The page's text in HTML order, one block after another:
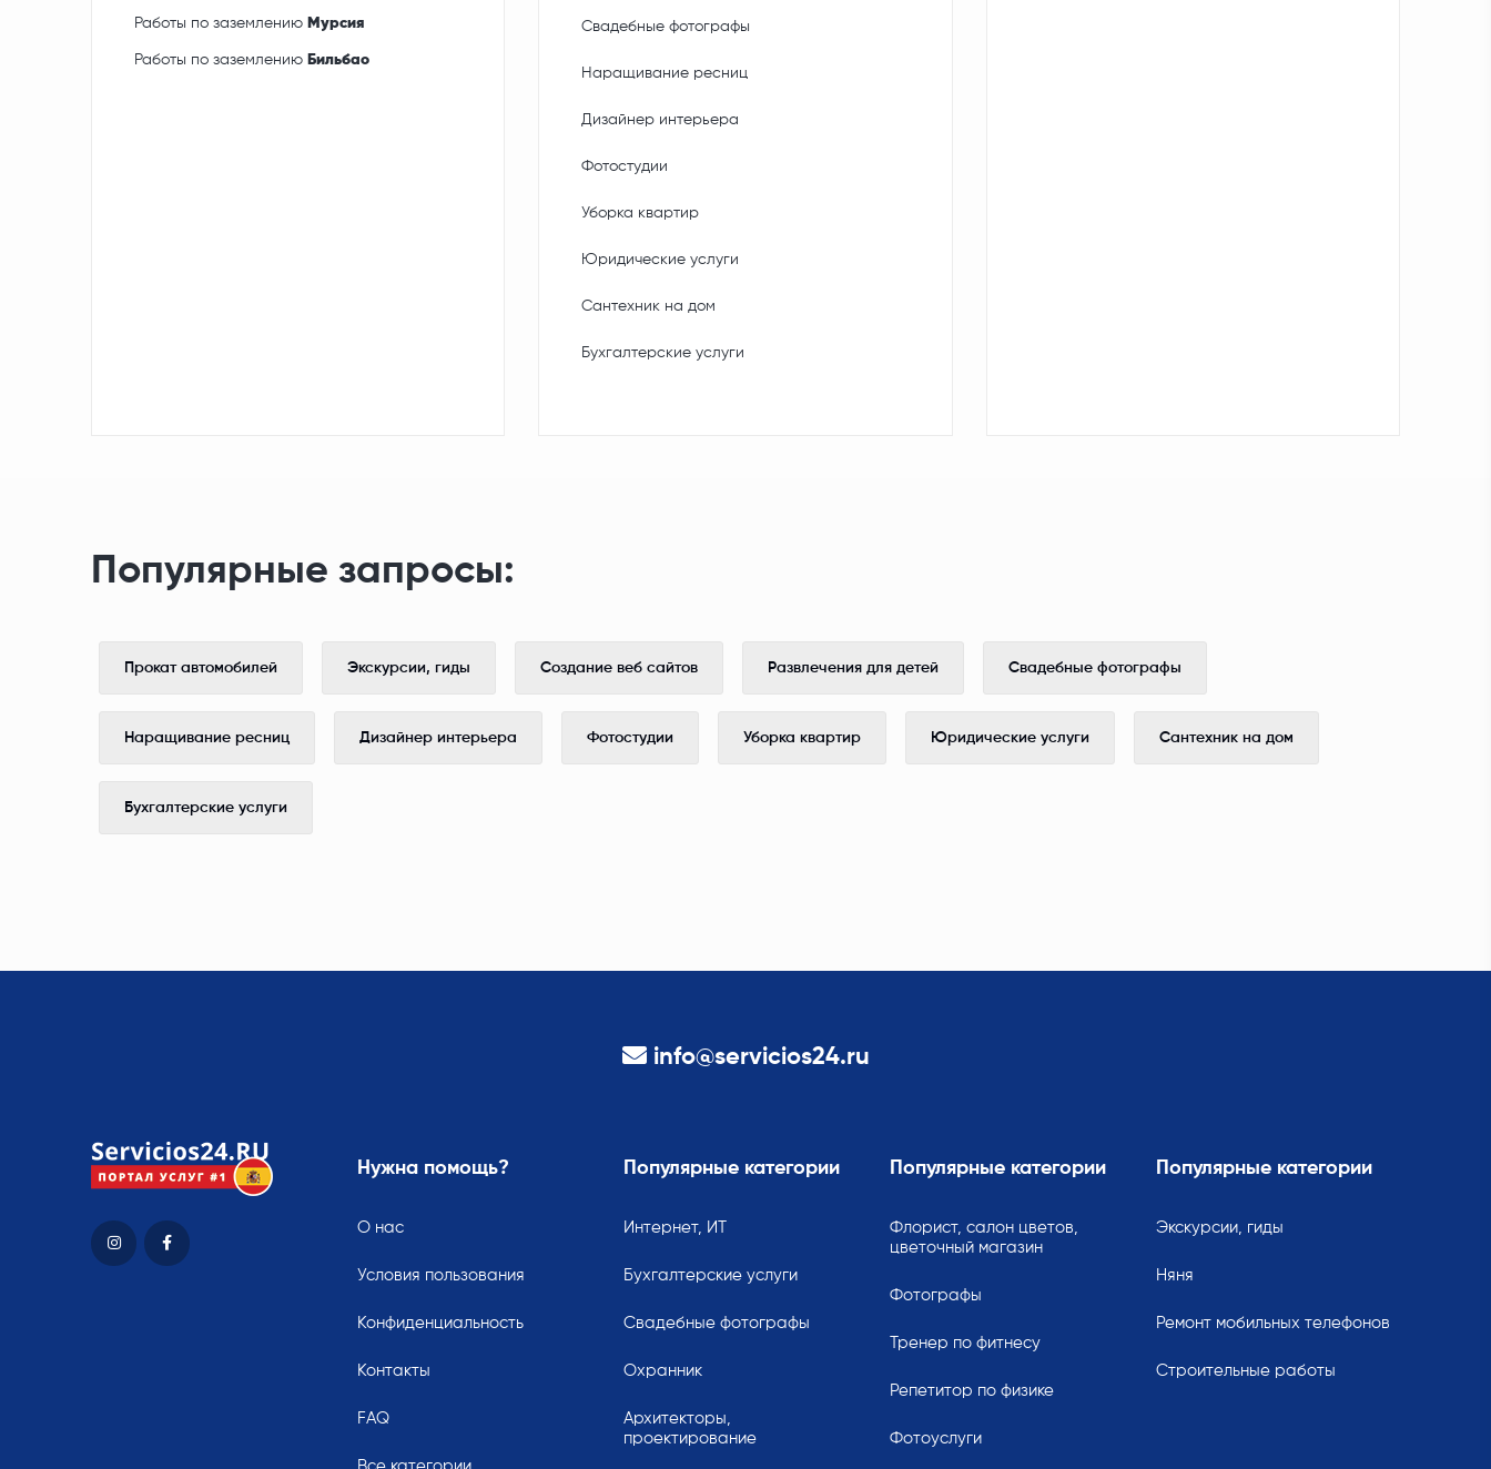
Работы по заземлению Мурсия
Работы по заземлению Бильбао
Свадебные фотографы
Наращивание ресниц
Дизайнер интерьера
Фотостудии
Уборка квартир
Юридические услуги
Сантехник на дом
Бухгалтерские услуги
Популярные запросы:
Прокат автомобилей Экскурсии, гиды Создание веб сайтов Развлечения для детей Свадебные фотографы
Наращивание ресниц Дизайнер интерьера Фотостудии Уборка квартир Юридические услуги Сантехник на дом
Бухгалтерские услуги
info@servicios24.ru
Нужна помощь?
О нас
Условия пользования
Конфиденциальность
Контакты
FAQ
Популярные категории
Интернет, ИТ
Бухгалтерские услуги
Свадебные фотографы
Охранник
Архитекторы,
проектирование
Популярные категории
Флорист, салон цветов,
цветочный магазин
Фотографы
Тренер по фитнесу
Репетитор по физике
Фотоуслуги
Популярные категории
Экскурсии, гиды
Няня
Ремонт мобильных телефонов
Строительные работы